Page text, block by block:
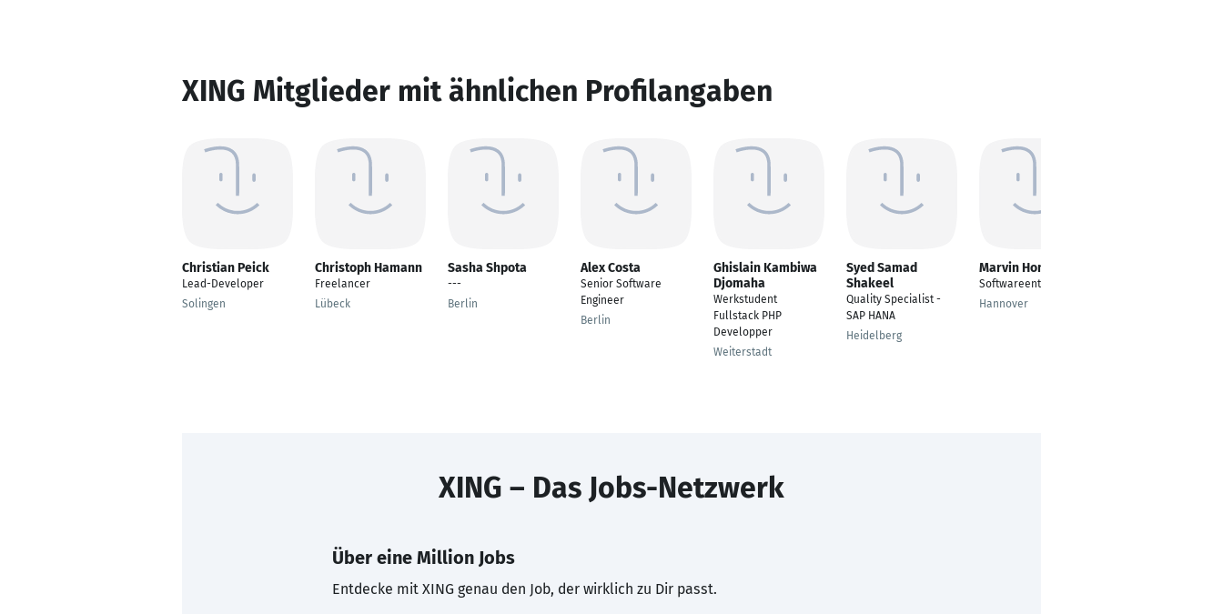
XING Mitglieder mit ähnlichen Profilangaben
Christian Peick
Lead-Developer
Solingen
Christoph Hamann
Freelancer
Lübeck
Sasha Shpota
---
Berlin
Alex Costa
Senior Software
Engineer
Berlin
Ghislain Kambiwa
Djomaha
Werkstudent
Fullstack PHP
Developper
Weiterstadt
Syed Samad
Shakeel
Quality Specialist -
SAP HANA
Heidelberg
Marvin Honé
Softwareentwickler
Hannover
XING – Das Jobs-Netzwerk
Über eine Million Jobs
Entdecke mit XING genau den Job, der wirklich zu Dir passt.